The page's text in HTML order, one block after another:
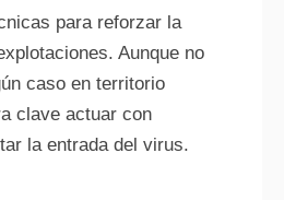
para reforzar la
Aunque no
caso en territorio
clave actuar con
la entrada del virus.